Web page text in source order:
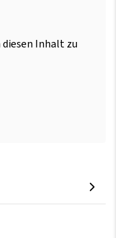
Inhalt zu